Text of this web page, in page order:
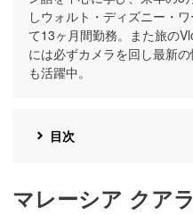
しウォルト・ディズニー・
て13ヶ月間勤務。また旅の
には必ずカメラを回し最新
も活躍中。
目次
マレーシア クア